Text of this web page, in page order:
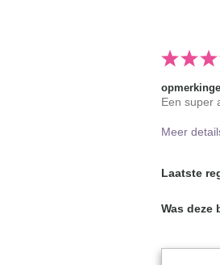
Een super
Meer
met dit
Laatste
Was deze